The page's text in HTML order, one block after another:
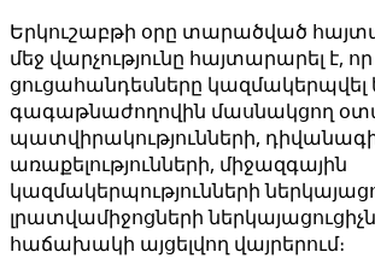
Երկուշաբթի օրը տարածված
մեջ վարչությունը հայտարարել է, որ
ցուցահանդեսները կազմակերպվել
գագաթնաժողովին մասնակցող
պատվիրակությունների,
առաքելությունների, միջազգային
կազմակերպությունների
լրատվամիջոցների
հաճախակի այցելվող վայրերում։